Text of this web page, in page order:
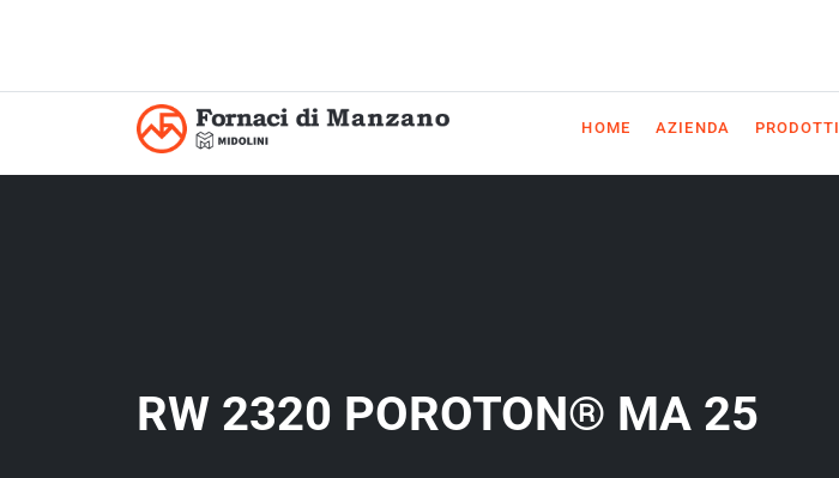
HOME AZIENDA PRODOTTI
RW 2320 POROTON® MA 25